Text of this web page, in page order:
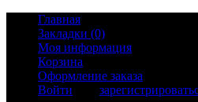
Главная
Закладки (0)
Моя информация
Корзина
Оформление заказа
Войти